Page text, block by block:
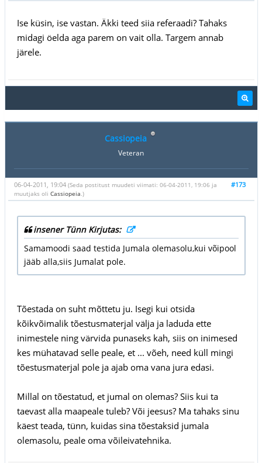
Ise küsin, ise vastan. Äkki teed siia referaadi? Tahaks
midagi öelda aga parem on vait olla. Targem annab
järele.
Cassiopeia
Veteran
#173
06-04-2011, 19:04 (Seda postitust muudeti viimati: 06-04-2011, 19:06 ja
muutjaks oli Cassiopeia .)
insener Tünn Kirjutas:
Samamoodi saad testida Jumala olemasolu,kui võipool
jääb alla,siis Jumalat pole.
Tõestada on suht mõttetu ju. Isegi kui otsida
kõikvõimalik tõestusmaterjal välja ja laduda ette
inimestele ning värvida punaseks kah, siis on inimesed
kes mühatavad selle peale, et ... võeh, need küll mingi
tõestusmaterjal pole ja ajab oma vana jura edasi.
Millal on tõestatud, et jumal on olemas? Siis kui ta
taevast alla maapeale tuleb? Või jeesus? Ma tahaks sinu
käest teada, tünn, kuidas sina tõestaksid jumala
olemasolu, peale oma võileivatehnika.